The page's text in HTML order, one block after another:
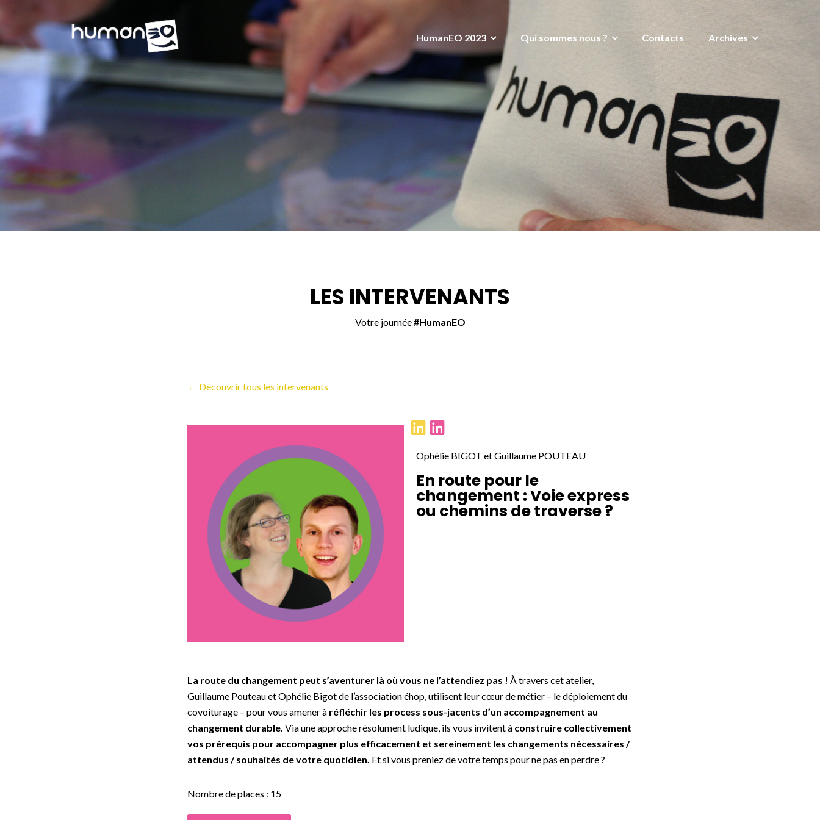
HumanEO 2023 Qui sommes nous ? Contacts Archives
LES INTERVENANTS
Votre journée#HumanEO
← Découvrir tous les intervenants
Ophélie BIGOT et Guillaume POUTEAU
En route pour le
changement : Voie express
ou chemins de traverse ?
La route du changement peut s’aventurer là où vous ne l’attendiez pas ! À travers cet atelier,
Guillaume Pouteau et Ophélie Bigot de l’association éhop, utilisent leur cœur de métier – le déploiement du
covoiturage – pour vous amener à réfléchir les process sous-jacents d’un accompagnement au
changement durable. Via une approche résolument ludique, ils vous invitent à construire collectivement
vos prérequis pour accompagner plus efficacement et sereinement les changements nécessaires /
attendus / souhaités de votre quotidien. Et si vous preniez de votre temps pour ne pas en perdre ?
Nombre de places : 15